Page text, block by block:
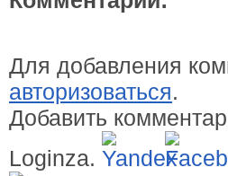
Для добавления
авторизоваться.
Добавить
Loginza.